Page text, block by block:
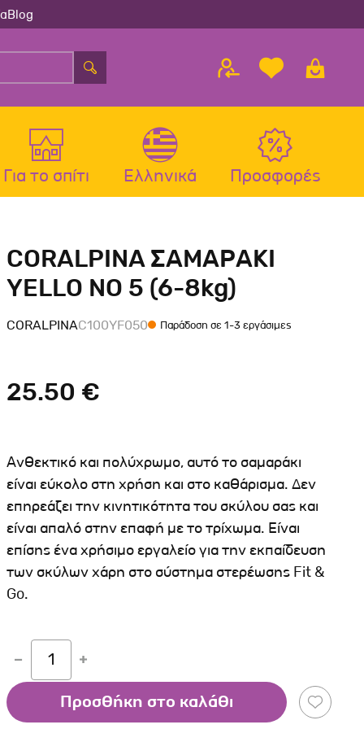
Blog
Μπολ-Ταιστρες-Ποτίστρες Σκύλου
Περιλαίμια Σκύλου
Σαμαράκια Σκύλου
Αλυσίδες-Φίμωτρα Σκύλου
Ρουχαλάκια Σκύλου
Ταυτότητες Σκύλου
Κουδουνάκια Σκύλου
Εκπαίδευση Σκύλου
Μπολ-Ταιστρες-Ποτίστρες Γάτας
Περιλαίμια-Σαμαράκια Γάτας
Παιχνίδια Γάτας
Οδηγοί Γάτας
Για το σπίτι Ελληνικά Προσφορές
CORALPINA ΣΑΜΑΡΑΚΙ
YELLO NO 5 (6-8kg)
CORALPINAC100YF050 Παράδοση σε 1-3 εργάσιμες
25.50 €
Ανθεκτικό και πολύχρωμο, αυτό το σαμαράκι
είναι εύκολο στη χρήση και στο καθάρισμα. Δεν
επηρεάζει την κινητικότητα του σκύλου σας και
είναι απαλό στην επαφή με το τρίχωμα. Είναι
επίσης ένα χρήσιμο εργαλείο για την εκπαίδευση
των σκύλων χάρη στο σύστημα στερέωσης Fit &
Go.
1
Προσθήκη στο καλάθι